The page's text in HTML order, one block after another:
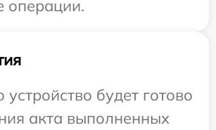
операции.
устройство будет готово
акта выполненных